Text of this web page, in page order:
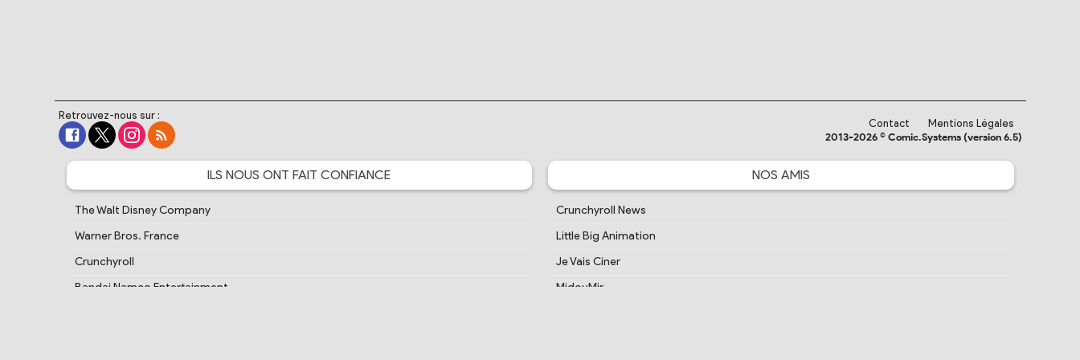
Retrouvez-nous sur :
Contact
Mentions Légales
2013-2026 © Comic.Systems (version 6.5)
ILS NOUS ONT FAIT CONFIANCE
The Walt Disney Company
Warner Bros. France
Crunchyroll
Bandai Namco Entertainment
NOS AMIS
Crunchyroll News
Little Big Animation
Je Vais Ciner
MidouMir